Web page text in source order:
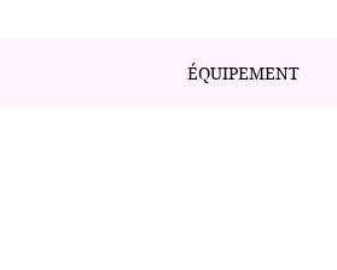
ÉQUIPEMENT